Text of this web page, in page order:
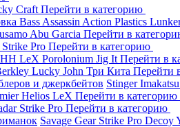
Craft Перейти в категорию
Bass Assassin Action Plastics
Abu Garcia Перейти в
Strike Pro Перейти в категорию
НН LeX Porolonium Jig It Перейти в
Lucky John Три Кита Перейти
и джеркбейтов StingerImakatsu
Helios LeX Перейти в категорию
Strike Pro Перейти в категорию
Savage Gear Strike Pro Decoy